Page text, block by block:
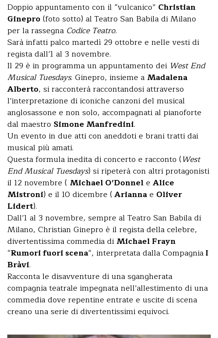
Doppio appuntamento con il “vulcanico” Christian
Ginepro(foto sotto) al Teatro San Babila di Milano
per la rassegna Codice Teatro.
Sarà infatti palco martedì 29 ottobre e nelle vesti di
regista dall’1 al 3 novembre.
Il 29 è in programma un appuntamento dei West End
Musical Tuesdays. Ginepro, insieme a Madalena
Alberto, si racconterà raccontandosi attraverso
l’interpretazione di iconiche canzoni del musical
anglosassone e non solo, accompagnati al pianoforte
dal maestro Simone Manfredini.
Un evento in due atti con aneddoti e brani tratti dai
musical più amati.
Questa formula inedita di concerto e racconto (West
End Musical Tuesdays) si ripeterà con altri protagonisti
il 12 novembre ( Michael O’Donnele Alice
Mistroni) e il 10 dicembre (Ariannae Oliver
Lidert).
Dall’1 al 3 novembre, sempre al Teatro San Babila di
Milano, Christian Ginepro è il regista della celebre,
divertentissima commedia di Michael Frayn
“Rumori fuori scena“, interpretata dalla CompagniaI
Bràvi.
Racconta le disavventure di una sgangherata
compagnia teatrale impegnata nell’allestimento di una
commedia dove repentine entrate e uscite di scena
creano una serie di divertentissimi equivoci.